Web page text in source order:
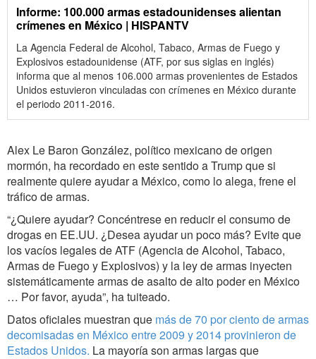
Informe: 100.000 armas estadounidenses alientan
crímenes en México | HISPANTV
La Agencia Federal de Alcohol, Tabaco, Armas de Fuego y
Explosivos estadounidense (ATF, por sus siglas en inglés)
informa que al menos 106.000 armas provenientes de Estados
Unidos estuvieron vinculadas con crímenes en México durante
el periodo 2011-2016.
Alex Le Baron González, político mexicano de origen
mormón, ha recordado en este sentido a Trump que si
realmente quiere ayudar a México, como lo alega, frene el
tráfico de armas.
“¿Quiere ayudar? Concéntrese en reducir el consumo de
drogas en EE.UU. ¿Desea ayudar un poco más? Evite que
los vacíos legales de ATF (Agencia de Alcohol, Tabaco,
Armas de Fuego y Explosivos) y la ley de armas inyecten
sistemáticamente armas de asalto de alto poder en México
… Por favor, ayuda”, ha tuiteado.
Datos oficiales muestran que más de 70 por ciento de armas
decomisadas en México entre 2009 y 2014 provinieron de
Estados Unidos. La mayoría son armas largas que